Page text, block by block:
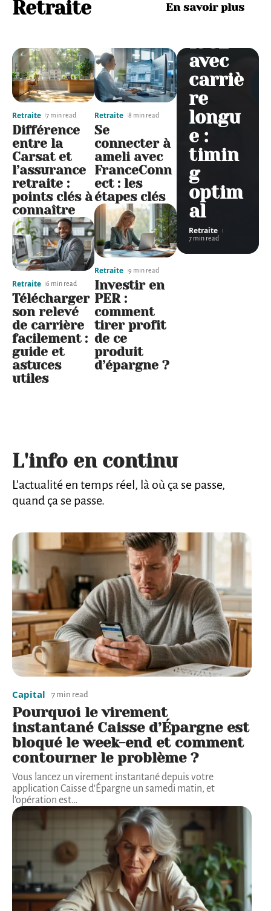
Retraite En savoir plus
Retraite 7 min read
Différence
entre la
Carsat et
l’assurance
retraite :
points clés à
connaître
Retraite 6 min read
Télécharger
son relevé
de carrière
facilement :
guide et
astuces
utiles
Retraite 8 min read
Se
connecter à
ameli avec
FranceConn
ect : les
étapes clés
Retraite 9 min read
Investir en
PER :
comment
tirer profit
de ce
produit
d’épargne ?
nés
avec
carriè
re
longu
e :
timin
g
optim
al
Retraite
7 min read
L'info en continu
L’actualité en temps réel, là où ça se passe,
quand ça se passe.
Capital 7 min read
Pourquoi le virement
instantané Caisse d’Épargne est
bloqué le week-end et comment
contourner le problème ?
Vous lancez un virement instantané depuis votre
application Caisse d'Épargne un samedi matin, et
l'opération est…